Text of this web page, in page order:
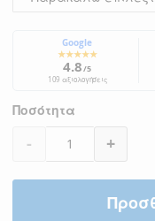
Google
★★★★★
4.8/5
109 αξιολογήσεις
Ποσότητα
- +